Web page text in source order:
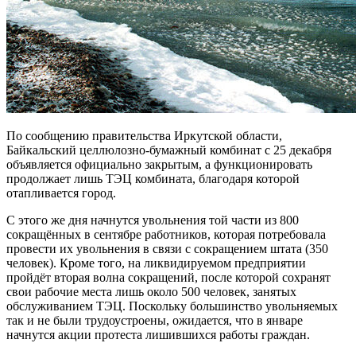
По сообщению правительства Иркутской области,
Байкальский целлюлозно-бумажный комбинат с 25 декабря
объявляется официально закрытым, а функционировать
продолжает лишь ТЭЦ комбината, благодаря которой
отапливается город.
С этого же дня начнутся увольнения той части из 800
сокращённых в сентябре работников, которая потребовала
провести их увольнения в связи с сокращением штата (350
человек). Кроме того, на ликвидируемом предприятии
пройдёт вторая волна сокращений, после которой сохранят
свои рабочие места лишь около 500 человек, занятых
обслуживанием ТЭЦ. Поскольку большинство увольняемых
так и не были трудоустроены, ожидается, что в январе
начнутся акции протеста лишившихся работы граждан.